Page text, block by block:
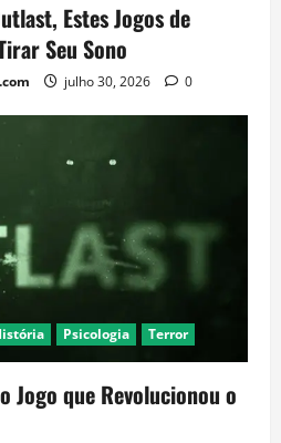
Estes Jogos de
Seu Sono
julho 30, 2026 0
Psicologia Terror
Jogo que Revolucionou o